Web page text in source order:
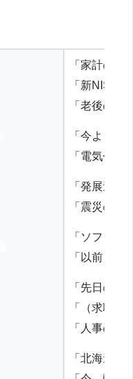
「家計の見
「新NISA
「老後の
「今より
「電気代を
「発展途
「震災の
「ソフト
「以前、
「先日の
「（求職
「人事の方
「北海道